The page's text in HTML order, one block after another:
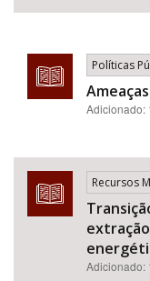
Políticas
Adicionado:
Recursos
Adicionado: